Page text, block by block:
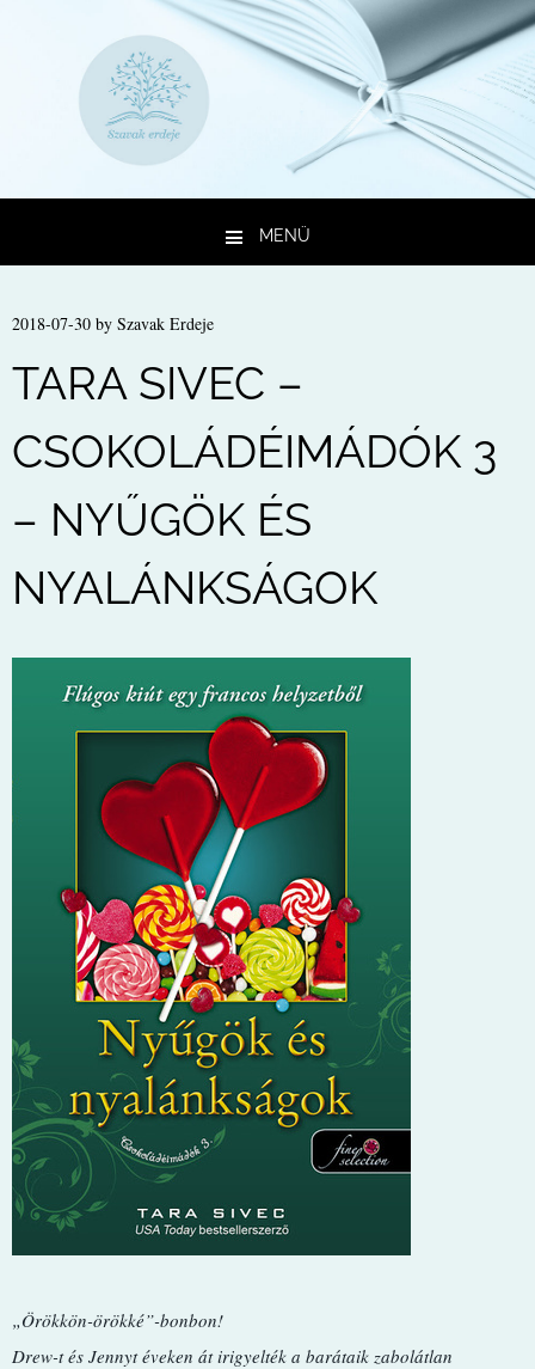
MENÜ
2018-07-30 by Szavak Erdeje
TARA SIVEC –
CSOKOLÁDÉIMÁDÓK 3
– NYŰGÖK ÉS
NYALÁNKSÁGOK
„Örökkön-örökké”-bonbon!
Drew-t és Jennyt éveken át irigyelték a barátaik zabolátlan